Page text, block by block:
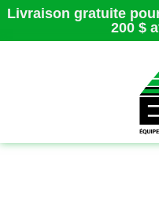
Livraison gratuite
200 $